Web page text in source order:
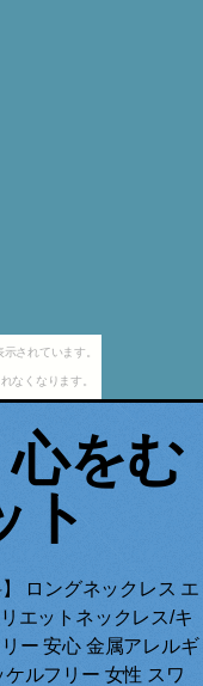
されています。
なくなります。
をむ
ト
ロングネックレス エ
エットネックレス/キ
ー 安心 金属アレルギ
ルフリー 女性 スワ